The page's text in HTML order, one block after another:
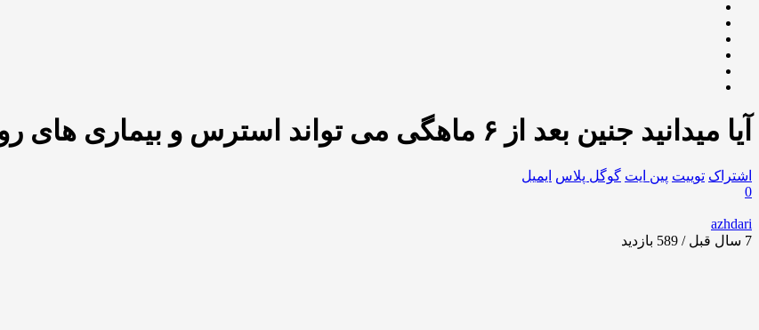
آیا میدانید جنین بعد از ۶ ماهگی می تواند استرس و بیماری های روحی پدر را نیز احساس کند ؟
اشتراک توییت پین ایت گوگل‌ پلاس ایمیل
0
azhdari
7 سال قبل / 589
بازدید